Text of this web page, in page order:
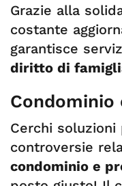
Grazie alla
costante
garantisce
diritto di
Condominio
Cerchi
controversie
condominio e